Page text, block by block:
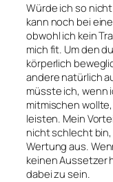
Würde ich so
kann noch bei
obwohl ich kein
mich fit. Um den
körperlich
andere natürlich
müsste ich, wenn
mitmischen
leisten. Mein
nicht schlecht
Wertung aus.
keinen Aussetzer
dabei zu sein.